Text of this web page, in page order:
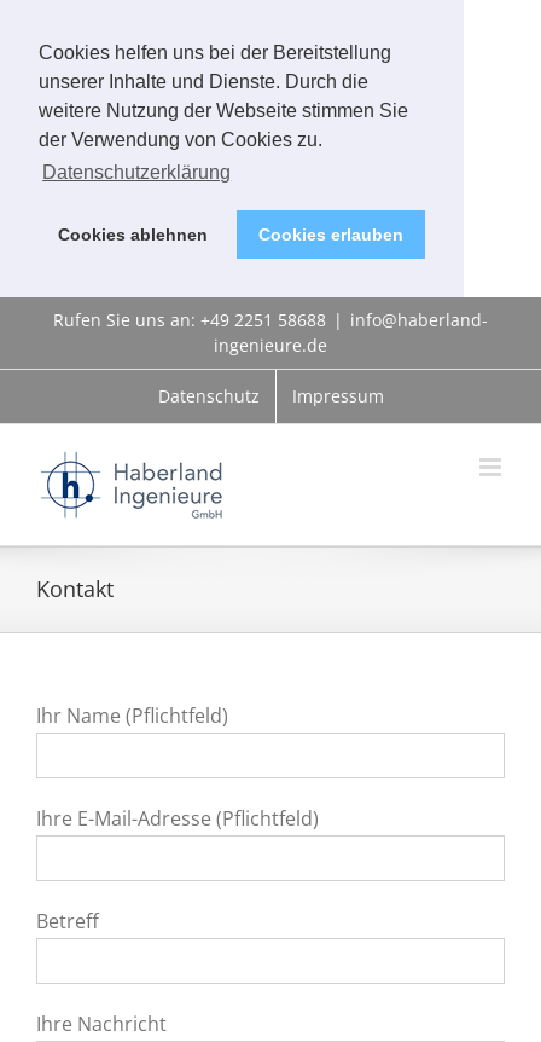
Cookies helfen uns bei der Bereitstellung
unserer Inhalte und Dienste. Durch die
weitere Nutzung der Webseite stimmen Sie
der Verwendung von Cookies zu.
Datenschutzerklärung
Cookies ablehnen Cookies erlauben
springen
Rufen Sie uns an: +49 2251 58688 | info@haberland-
ingenieure.de
Datenschutz Impressum
Kontakt
Ihr Name (Pflichtfeld)
Ihre E-Mail-Adresse (Pflichtfeld)
Betreff
Ihre Nachricht